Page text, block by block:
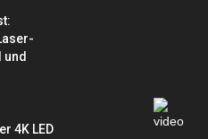
und
4K LED